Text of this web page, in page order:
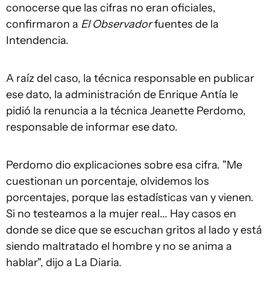
conocerse que las cifras no eran oficiales,
confirmaron a El Observadorfuentes de la
Intendencia.
A raíz del caso, la técnica responsable en publicar
ese dato, la administración de Enrique Antía le
pidió la renuncia a la técnica Jeanette Perdomo,
responsable de informar ese dato.
Perdomo dio explicaciones sobre esa cifra. "Me
cuestionan un porcentaje, olvidemos los
porcentajes, porque las estadísticas van y vienen.
Si no testeamos a la mujer real... Hay casos en
donde se dice que se escuchan gritos al lado y está
siendo maltratado el hombre y no se anima a
hablar", dijo a La Diaria.